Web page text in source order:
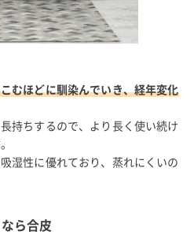
むほどに馴染んでいき、経年変化
持ちするので、より長く使い続け
湿性に優れており、蒸れにくいの
ら合皮